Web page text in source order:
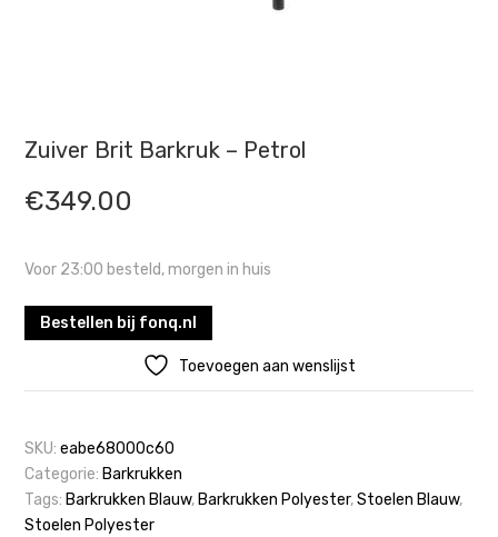
Zuiver Brit Barkruk – Petrol
€349.00
Voor 23:00 besteld, morgen in huis
Bestellen bij fonq.nl
Toevoegen aan wenslijst
SKU:eabe68000c60
Categorie: Barkrukken
Tags: Barkrukken Blauw, Barkrukken Polyester,Stoelen Blauw,
Stoelen Polyester